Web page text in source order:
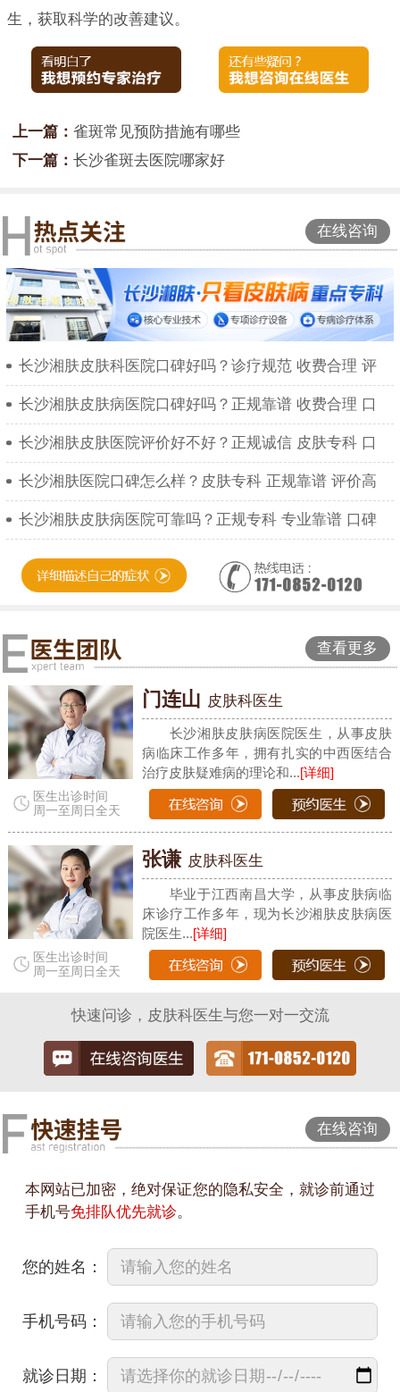
生，获取科学的改善建议。
上一篇： 雀斑常见预防措施有哪些
下一篇： 长沙雀斑去医院哪家好
在线咨询
长沙湘肤皮肤科医院口碑好吗？诊疗规范 收费合理 评
长沙湘肤皮肤病医院口碑好吗？正规靠谱 收费合理 口
长沙湘肤皮肤医院评价好不好？正规诚信 皮肤专科 口
长沙湘肤医院口碑怎么样？皮肤专科 正规靠谱 评价高
长沙湘肤皮肤病医院可靠吗？正规专科 专业靠谱 口碑
查看更多
医生出诊时间
周一至周日全天
门连山 皮肤科医生
长沙湘肤皮肤病医院医生，从事皮肤
病临床工作多年，拥有扎实的中西医结合
治疗皮肤疑难病的理论和...[详细]
医生出诊时间
周一至周日全天
张谦 皮肤科医生
毕业于江西南昌大学，从事皮肤病临
床诊疗工作多年，现为长沙湘肤皮肤病医
院医生...[详细]
快速问诊，皮肤科医生与您一对一交流
在线咨询
本网站已加密，绝对保证您的隐私安全，就诊前通过
手机号免排队优先就诊。
您的姓名：
手机号码：
就诊日期：